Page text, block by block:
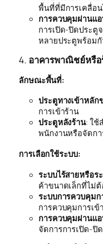
พื้นที่ที่มีการเคลื่อน
การควบคุมผ่านแ
การเปิด-ปิดประตู
หลายประตูพร้อม
4. อาคารพาณิชย์หรื
ลักษณะพื้นที่:
ประตูทางเข้าหลัก
การเข้าร้าน
ประตูหลังร้าน: ใช้
พนักงานหรือจัดก
การเลือกใช้ระบบ:
ระบบไร้สายหรือร
ค้าขนาดเล็กที่ไม่
ระบบการควบคุมก
การควบคุมการเ
การควบคุมผ่านแ
จัดการการเปิด-ปิ